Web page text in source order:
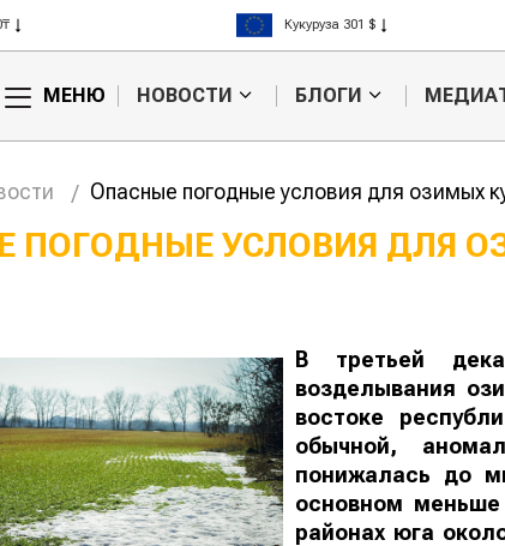
125000₸
Рис 408 $
Пшеница 423 $
МЕНЮ НОВОСТИ БЛОГИ
Опасные погодные условия для озимых
ПОГОДНЫЕ УСЛОВИЯ ДЛЯ
В третьей
возделывания
востоке
обычной,
понижалась до
основном
районах юга
производства
авиатоплива